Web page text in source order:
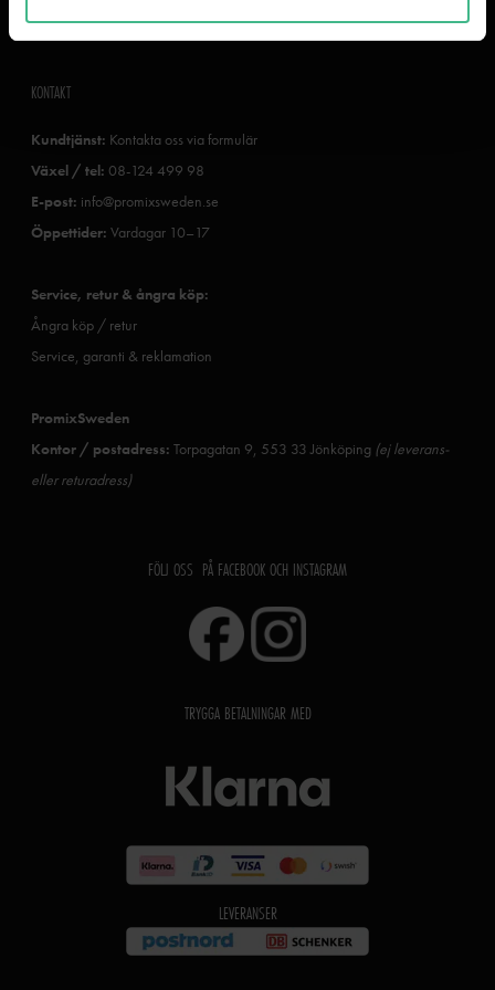
KONTAKT
Kundtjänst: Kontakta oss via formulär
Växel / tel: 08-124 499 98
E-post: info@promixsweden.se
Öppettider: Vardagar 10–17
Service, retur & ångra köp:
Ångra köp / retur
Service, garanti & reklamation
PromixSweden
Kontor / postadress: Torpagatan 9, 553 33 Jönköping (ej leverans-
eller returadress)
FÖLJ OSS PÅ FACEBOOK OCH INSTAGRAM
TRYGGA BETALNINGAR MED
LEVERANSER